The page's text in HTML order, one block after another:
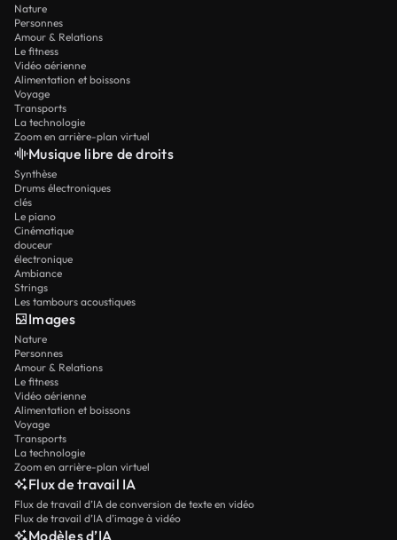
Nature
Personnes
Amour & Relations
Le fitness
Vidéo aérienne
Alimentation et boissons
Voyage
Transports
La technologie
Zoom en arrière-plan virtuel
Musique libre de droits
Synthèse
Drums électroniques
clés
Le piano
Cinématique
douceur
électronique
Ambiance
Strings
Les tambours acoustiques
Images
Nature
Personnes
Amour & Relations
Le fitness
Vidéo aérienne
Alimentation et boissons
Voyage
Transports
La technologie
Zoom en arrière-plan virtuel
Flux de travail IA
Flux de travail d’IA de conversion de texte en vidéo
Flux de travail d’IA d’image à vidéo
Modèles d’IA